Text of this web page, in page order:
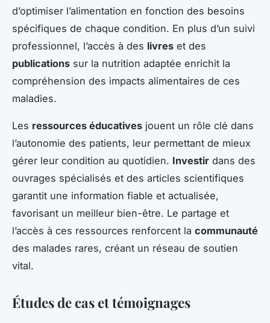
d’optimiser l’alimentation en fonction des besoins
spécifiques de chaque condition. En plus d’un suivi
professionnel, l’accès à des livres et des
publications sur la nutrition adaptée enrichit la
compréhension des impacts alimentaires de ces
maladies.
Les ressources éducatives jouent un rôle clé dans
l’autonomie des patients, leur permettant de mieux
gérer leur condition au quotidien. Investir dans des
ouvrages spécialisés et des articles scientifiques
garantit une information fiable et actualisée,
favorisant un meilleur bien-être. Le partage et
l’accès à ces ressources renforcent la communauté
des malades rares, créant un réseau de soutien
vital.
Études de cas et témoignages